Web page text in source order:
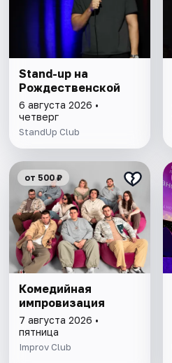
Stand-up на
Рождественской
6 августа 2026 •
четверг
StandUp Club
от 500 ₽
Комедийная
импровизация
7 августа 2026 •
пятница
Improv Club